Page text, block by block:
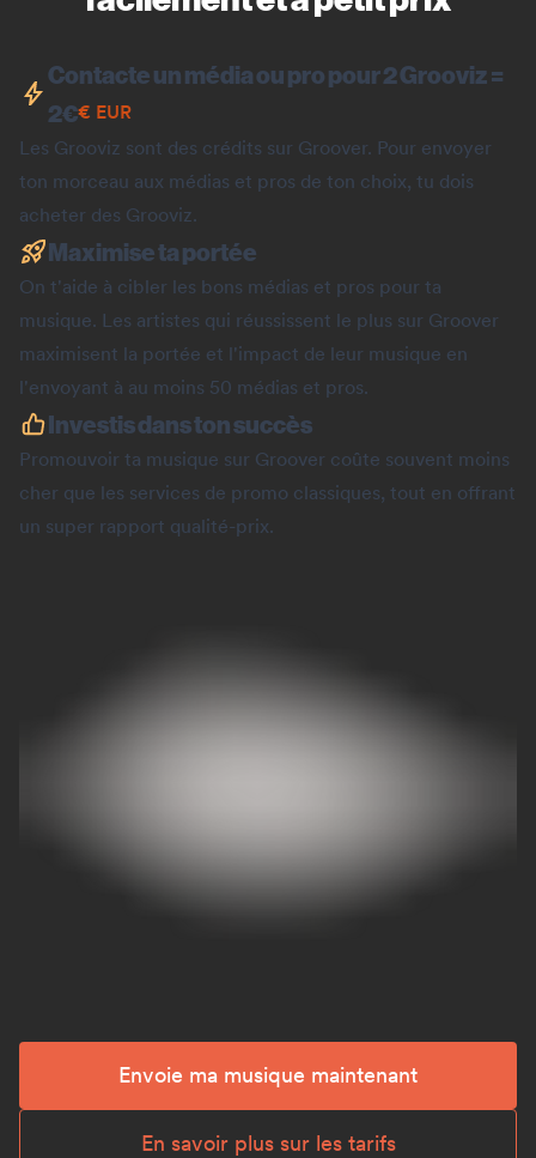
Contacte un média ou pro pour 2 Grooviz =
2€€ EUR
Les Grooviz sont des crédits sur Groover. Pour envoyer
ton morceau aux médias et pros de ton choix, tu dois
acheter des Grooviz.
Maximise ta portée
On t'aide à cibler les bons médias et pros pour ta
musique. Les artistes qui réussissent le plus sur Groover
maximisent la portée et l'impact de leur musique en
l'envoyant à au moins 50 médias et pros.
Investis dans ton succès
Promouvoir ta musique sur Groover coûte souvent moins
cher que les services de promo classiques, tout en offrant
un super rapport qualité-prix.
Envoie ma musique maintenant
En savoir plus sur les tarifs